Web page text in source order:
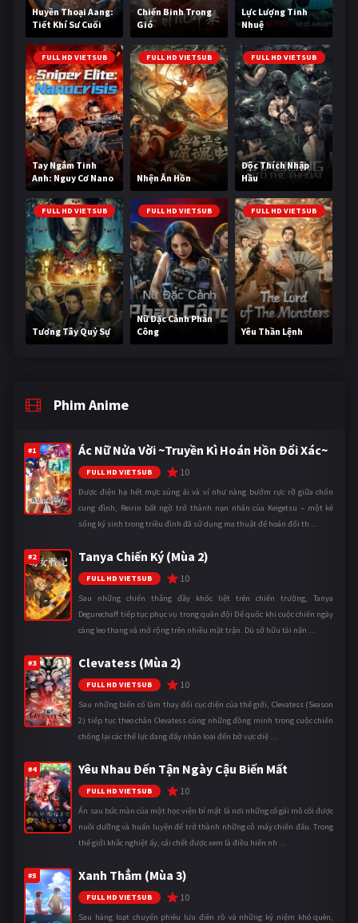
Huyền Thoại Aang:
Tiết Khí Sư Cuối
Cùng
Chiến Binh Trong
Gió
Lực Lượng Tinh
Nhuệ
FULL HD VIETSUB
Tay Ngắm Tinh
Anh: Nguy Cơ Nano
FULL HD VIETSUB
Nhện Ăn Hồn
FULL HD VIETSUB
Độc Thích Nhập
Hầu
FULL HD VIETSUB
Tương Tây Quỷ Sự
FULL HD VIETSUB
Nữ Đặc Cảnh Phản
Công
FULL HD VIETSUB
Yêu Thần Lệnh
Phim Anime
#1 Ác Nữ Nửa Vời ~Truyền Kì Hoán Hồn Đổi Xác~
FULL HD VIETSUB 10
Được điện hạ hết mực sủng ái và ví như nàng bướm rực rỡ giữa chốn
cung đình, Reirin bất ngờ trở thành nạn nhân của Keigetsu – một kẻ
sống ký sinh trong triều đình đã sử dụng ma thuật để hoán đổi th ...
#2 Tanya Chiến Ký (Mùa 2)
FULL HD VIETSUB 10
Sau những chiến thắng đầy khốc liệt trên chiến trường, Tanya
Degurechaff tiếp tục phục vụ trong quân đội Đế quốc khi cuộc chiến ngày
càng leo thang và mở rộng trên nhiều mặt trận. Dù sở hữu tài năn ...
#3 Clevatess (Mùa 2)
FULL HD VIETSUB 10
Sau những biến cố làm thay đổi cục diện của thế giới, Clevatess (Season
2) tiếp tục theo chân Clevatess cùng những đồng minh trong cuộc chiến
chống lại các thế lực đang đẩy nhân loại đến bờ vực diệ ...
#4 Yêu Nhau Đến Tận Ngày Cậu Biến Mất
FULL HD VIETSUB 10
Ẩn sau bức màn của một học viện bí mật là nơi những cô gái mồ côi được
nuôi dưỡng và huấn luyện để trở thành những cỗ máy chiến đấu. Trong
thế giới khắc nghiệt ấy, cái chết được xem là điều hiển nh ...
#5 Xanh Thẳm (Mùa 3)
FULL HD VIETSUB 10
Sau hàng loạt chuyến phiêu lưu điên rồ và những kỷ niệm khó quên,